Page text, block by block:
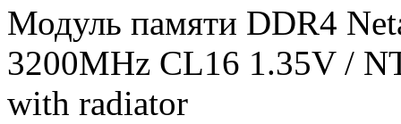
Модуль памяти DDR4
3200MHz CL16 1.35V /
with radiator